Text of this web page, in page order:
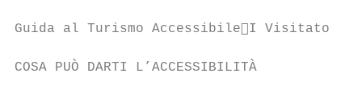
Guida al Turismo AccessibileI Visitatori
COSA PUÒ DARTI L’ACCESSIBILITÀ